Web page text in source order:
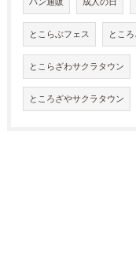
パン通販 成人の日
とこらぶフェス とこ
とこらざわサクラタウン
ところざやサクラタウン